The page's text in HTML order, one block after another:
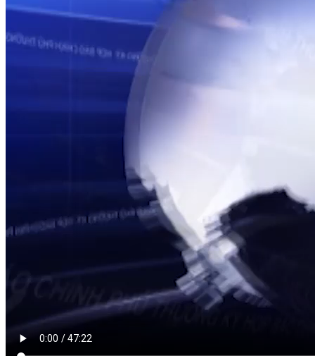
TỔNG THUẬT HỌP BÁO CHÍNH PHỦ THƯỜNG KỲ
Họp báo Chính phủ thường kỳ tháng 6/2025
Nguồn: SCTV8 - VITV